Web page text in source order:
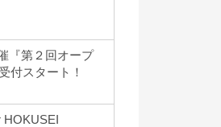
修学支援制度を利用予定
『第２回オープ
付スタート！
HOKUSEI